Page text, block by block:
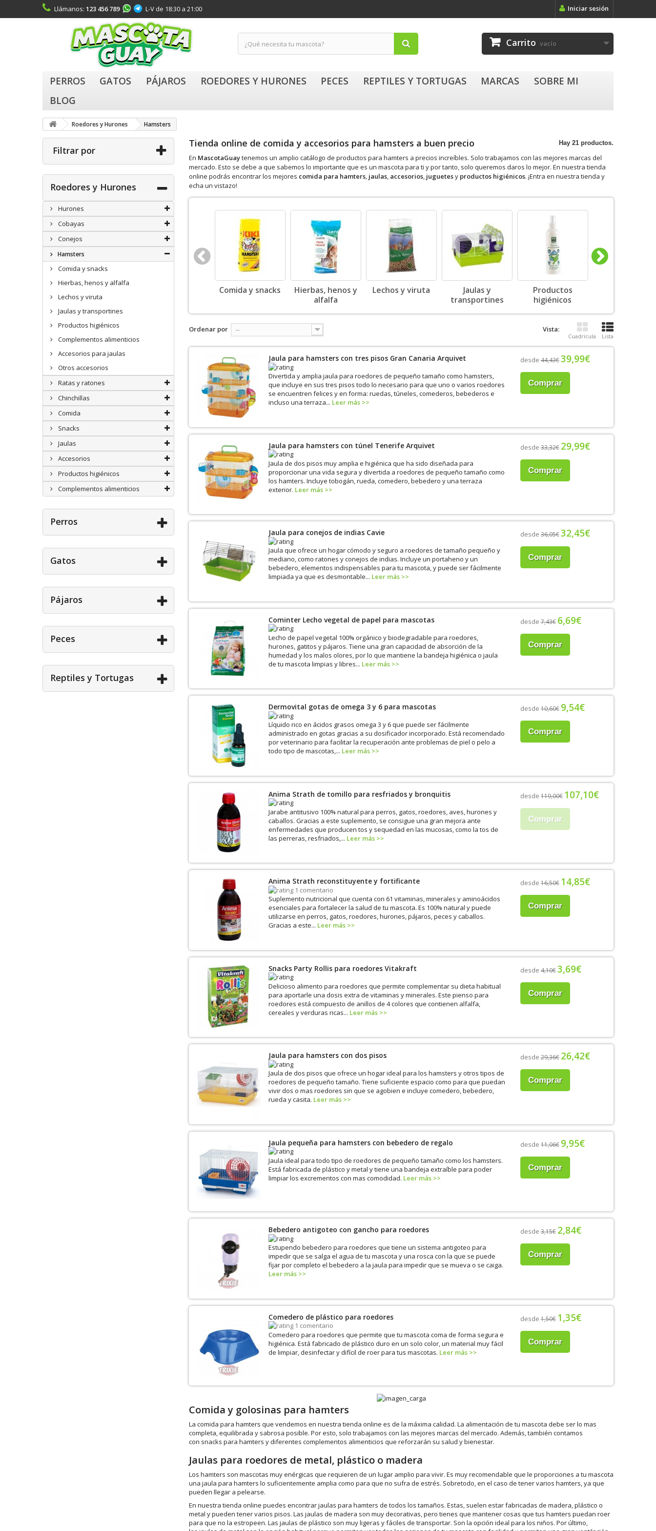
Iniciar sesión
Llámanos: 123 456 789 L-V de 18:30 a 21:00
Carrito vacío
PERROS GATOS PÁJAROS ROEDORES Y HURONES PECES REPTILES Y TORTUGAS MARCAS
SOBRE MI
BLOG
Roedores y Hurones Hamsters
Filtrar por
Roedores y Hurones
Hurones
Cobayas
Conejos
Hamsters
Comida y snacks
Hierbas, henos y alfalfa
Lechos y viruta
Jaulas y transportines
Productos higiénicos
Complementos alimenticios
Accesorios para jaulas
Otros accesorios
Ratas y ratones
Chinchillas
Comida
Snacks
Jaulas
Accesorios
Productos higiénicos
Complementos alimenticios
Perros
Gatos
Pájaros
Peces
Reptiles y Tortugas
Tienda online de comida y accesorios para hamsters a buen precio Hay 21 productos.
En MascotaGuaytenemos un amplio catálogo de productos para hamters a precios increíbles. Solo trabajamos con las mejores marcas del
mercado. Esto se debe a que sabemos lo importante que es un mascota para ti y por tanto, solo queremos daros lo mejor. En nuestra tienda
online podrás encontrar los mejores comida para hamters, jaulas, accesorios, juguetesy productos higiénicos. ¡Entra en nuestra tienda y
echa un vistazo!
Comida y snacks
Hierbas, henos y
alfalfa
Lechos y viruta
Jaulas y
transportines
Productos
higiénicos
Vista:
Cuadrícula Lista
Ordenar por --
Jaula para hamsters con tres pisos Gran Canaria Arquivet
Divertida y amplia jaula para roedores de pequeño tamaño como hamsters,
que incluye en sus tres pisos todo lo necesario para que uno o varios roedores
se encuentren felices y en forma: ruedas, túneles, comederos, bebederos e
incluso una terraza... Leer más >>
desde 44,43€39,99€
Comprar
Jaula para hamsters con túnel Tenerife Arquivet
Jaula de dos pisos muy amplia e higiénica que ha sido diseñada para
proporcionar una vida segura y divertida a roedores de pequeño tamaño como
los hamters. Incluye tobogán, rueda, comedero, bebedero y una terraza
exterior. Leer más >>
desde 33,32€ 29,99€
Comprar
Jaula para conejos de indias Cavie
Jaula que ofrece un hogar cómodo y seguro a roedores de tamaño pequeño y
mediano, como ratones y conejos de indias. Incluye un portaheno y un
bebedero, elementos indispensables para tu mascota, y puede ser fácilmente
limpiada ya que es desmontable... Leer más >>
desde 36,05€32,45€
Comprar
Cominter Lecho vegetal de papel para mascotas
Lecho de papel vegetal 100% orgánico y biodegradable para roedores,
hurones, gatitos y pájaros. Tiene una gran capacidad de absorción de la
humedad y los malos olores, por lo que mantiene la bandeja higiénica o jaula
de tu mascota limpias y libres... Leer más >>
desde 7,43€ 6,69€
Comprar
Dermovital gotas de omega 3 y 6 para mascotas
Líquido rico en ácidos grasos omega 3 y 6 que puede ser fácilmente
administrado en gotas gracias a su dosificador incorporado. Está recomendado
por veterinario para facilitar la recuperación ante problemas de piel o pelo a
todo tipo de mascotas,... Leer más >>
desde 10,60€ 9,54€
Comprar
Anima Strath de tomillo para resfriados y bronquitis
Jarabe antitusivo 100% natural para perros, gatos, roedores, aves, hurones y
caballos. Gracias a este suplemento, se consigue una gran mejora ante
enfermedades que producen tos y sequedad en las mucosas, como la tos de
las perreras, resfriados,... Leer más >>
desde 119,00€ 107,10€
Comprar
Anima Strath reconstituyente y fortificante
1 comentario
Suplemento nutricional que cuenta con 61 vitaminas, minerales y aminoácidos
esenciales para fortalecer la salud de tu mascota. Es 100% natural y puede
utilizarse en perros, gatos, roedores, hurones, pájaros, peces y caballos.
Gracias a este... Leer más >>
desde 16,50€ 14,85€
Comprar
Snacks Party Rollis para roedores Vitakraft
Delicioso alimento para roedores que permite complementar su dieta habitual
para aportarle una dosis extra de vitaminas y minerales. Este pienso para
roedores está compuesto de anillos de 4 colores que contienen alfalfa,
cereales y verduras ricas... Leer más >>
desde 4,10€3,69€
Comprar
Jaula para hamsters con dos pisos
Jaula de dos pisos que ofrece un hogar ideal para los hamsters y otros tipos de
roedores de pequeño tamaño. Tiene suficiente espacio como para que puedan
vivir dos o mas roedores sin que se agobien e incluye comedero, bebedero,
rueda y casita. Leer más >>
desde 29,36€ 26,42€
Comprar
Jaula pequeña para hamsters con bebedero de regalo
Jaula ideal para todo tipo de roedores de pequeño tamaño como los hamsters.
Está fabricada de plástico y metal y tiene una bandeja extraíble para poder
limpiar los excrementos con mas comodidad. Leer más >>
desde 11,06€ 9,95€
Comprar
Bebedero antigoteo con gancho para roedores
Estupendo bebedero para roedores que tiene un sistema antigoteo para
impedir que se salga el agua de tu mascota y una rosca con la que se puede
fijar por completo el bebedero a la jaula para impedir que se mueva o se caiga.
Leer más >>
desde 3,15€ 2,84€
Comprar
Comedero de plástico para roedores
1 comentario
Comedero para roedores que permite que tu mascota coma de forma segura e
higiénica. Está fabricado de plástico duro en un solo color, un material muy fácil
de limpiar, desinfectar y difícil de roer para tus mascotas. Leer más >>
desde 1,50€ 1,35€
Comprar
Comida y golosinas para hamters
La comida para hamters que vendemos en nuestra tienda online es de la máxima calidad. La alimentación de tu mascota debe ser lo mas
completa, equilibrada y sabrosa posible. Por esto, solo trabajamos con las mejores marcas del mercado. Además, también contamos
con snacks para hamters y diferentes complementos alimenticios que reforzarán su salud y bienestar.
Jaulas para roedores de metal, plástico o madera
Los hamters son mascotas muy enérgicas que requieren de un lugar amplio para vivir. Es muy recomendable que le proporciones a tu mascota
una jaula para hamters lo suficientemente amplia como para que no sufra de estrés. Sobretodo, en el caso de tener varios hamters, ya que
pueden llegar a pelearse.
En nuestra tienda online puedes encontrar jaulas para hamters de todos los tamaños. Estas, suelen estar fabricadas de madera, plástico o
metal y pueden tener varios pisos. Las jaulas de madera son muy decorativas, pero tienes que mantener cosas que tus hamters puedan roer
para que no la estropeen. Las jaulas de plástico son muy ligeras y fáciles de transportar. Son la opción ideal para los niños. Por último,